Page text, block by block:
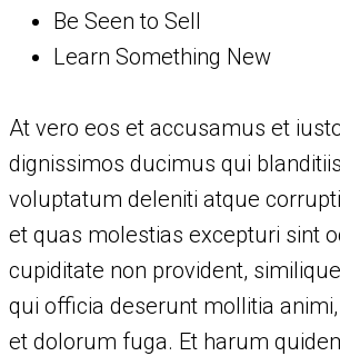
Be Seen to Sell
Learn Something New
At vero eos et accusamus et
dignissimos ducimus qui
voluptatum deleniti atque
et quas molestias excepturi sint
cupiditate non provident,
qui officia deserunt mollitia
et dolorum fuga. Et harum